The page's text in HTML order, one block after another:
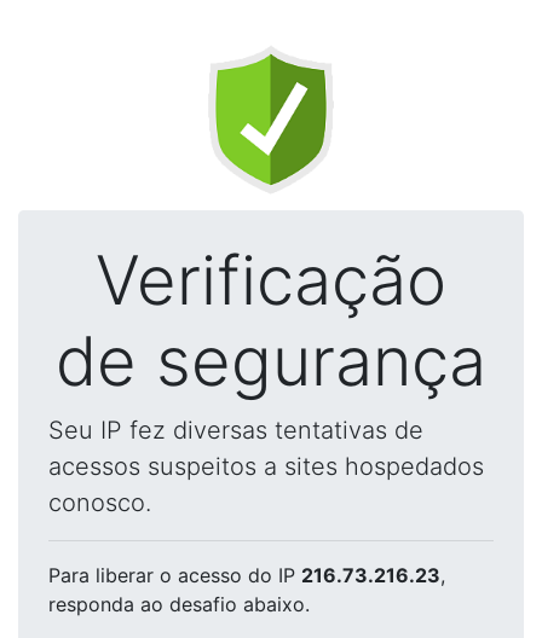
Verificação
de segurança
Seu IP fez diversas tentativas de
acessos suspeitos a sites hospedados
conosco.
Para liberar o acesso do IP 216.73.216.23,
responda ao desafio abaixo.